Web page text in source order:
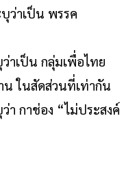
า ยังไม่ตัดสินใจ
ว่าเป็น พรรค
าเป็น กลุ่มเพื่อไทย
น ในสัดส่วนที่เท่ากัน
กาช่อง “ไม่ประสงค์